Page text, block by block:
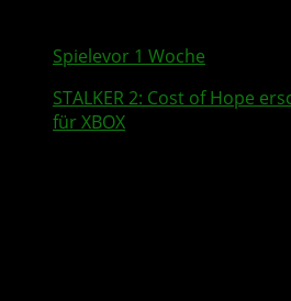
Spielevor 1 Woche
STALKER 2: Cost of Hope
für XBOX